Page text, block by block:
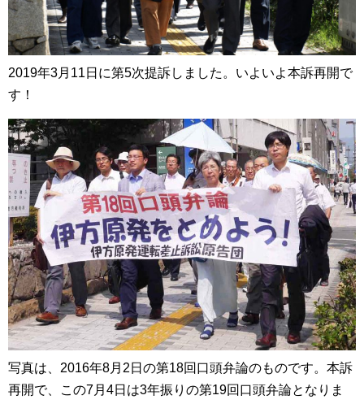
2019年3月11日に第5次提訴しました。いよいよ本訴再開で
す！
写真は、2016年8月2日の第18回口頭弁論のものです。本訴
再開で、この7月4日は3年振りの第19回口頭弁論となりま